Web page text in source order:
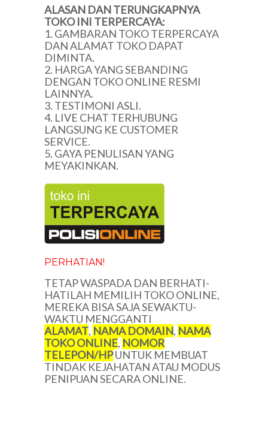
ALASAN DAN TERUNGKAPNYA
TOKO INI TERPERCAYA:
1. GAMBARAN TOKO TERPERCAYA
DAN ALAMAT TOKO DAPAT
DIMINTA.
2. HARGA YANG SEBANDING
DENGAN TOKO ONLINE RESMI
LAINNYA.
3. TESTIMONI ASLI.
4. LIVE CHAT TERHUBUNG
LANGSUNG KE CUSTOMER
SERVICE.
5. GAYA PENULISAN YANG
MEYAKINKAN.
PERHATIAN!
TETAP WASPADA DAN BERHATI-
HATILAH MEMILIH TOKO ONLINE,
MEREKA BISA SAJA SEWAKTU-
WAKTU MENGGANTI
ALAMAT, NAMA DOMAIN, NAMA
TOKO ONLINE, NOMOR
TELEPON/HPUNTUK MEMBUAT
TINDAK KEJAHATAN ATAU MODUS
PENIPUAN SECARA ONLINE.